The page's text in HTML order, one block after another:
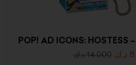
POP! AD ICONS: HOSTESS
14.000 د.ك د.ك